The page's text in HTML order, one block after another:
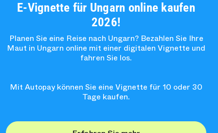
E-Vignette für Ungarn online kaufen
2026!
Planen Sie eine Reise nach Ungarn? Bezahlen Sie Ihre
Maut in Ungarn online mit einer digitalen Vignette und
fahren Sie los.
Mit Autopay können Sie eine Vignette für 10 oder 30
Tage kaufen.